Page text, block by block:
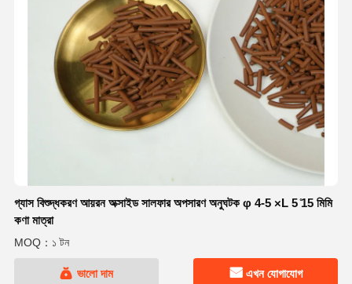
গ্যাস বিশুদ্ধকরণ আয়রন অক্সাইড সালফার অপসারণ অনুঘটক φ 4-5 ×L 5 ̊15 মিমি
কণা মাত্রা
MOQ：১ টন
ভালো দাম এখন যোগাযোগ